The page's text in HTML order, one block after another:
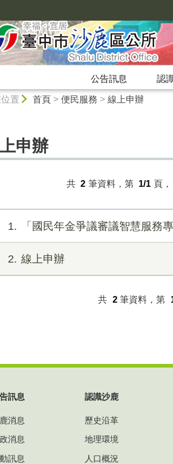
公告訊息 認
置 首頁> 便民服務 > 線上申辦
申辦
共 2 筆資料，第 1/1 頁，
1 「國民年金爭議審議智慧服務
2 線上申辦
共 2 筆資料，第
訊息
消息
消息
訊息
認識沙鹿
歷史沿革
地理環境
人口概況